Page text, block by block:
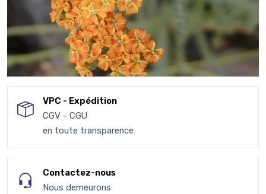
VPC - Expédition
CGV - CGU
en toute transparence
Contactez-nous
Nous demeurons